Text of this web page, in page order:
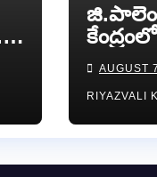
‘తల్లిపాల
AUGUST
RIYAZVALI K